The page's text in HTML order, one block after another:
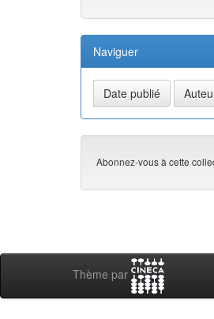
Naviguer
Abonnez-vous à cette
Thème par